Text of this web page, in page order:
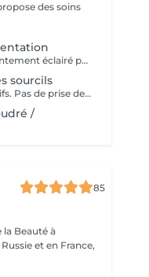
Rendez-vous informatif, remplissage du consentement éclairé pour la réalisation d'un acte de tatouage. Évaluation du tatouage à réaliser, choix de la technique la mieux adaptée. La consultation est considérée comme un acompte si prise de rendez-vous pour le tatouage endéans les 15 jours.
sourcils
Les prix et les temps indiqués sont approximatifs. Pas de prise de rendez-vous sans consultation préalable. Réservable en ligne ou par téléphone.
/
85
la Beauté à